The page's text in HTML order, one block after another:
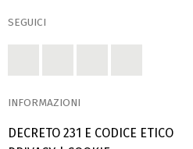
SEGUICI
INFORMAZIONI
DECRETO 231 E CODICE ETICO